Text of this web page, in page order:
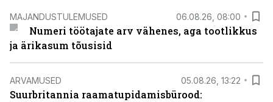
MAJANDUSTULEMUSED 06.08.26, 08:00
Numeri töötajate arv vähenes, aga tootlikkus
ja ärikasum tõusisid
ARVAMUSED 05.08.26, 13:22
Suurbritannia raamatupidamisbürood: